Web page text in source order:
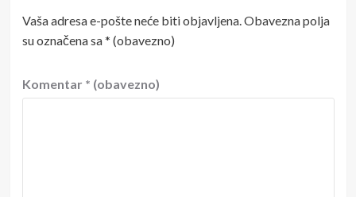
Vaša adresa e-pošte neće biti objavljena.Obavezna polja
su označena sa* (obavezno)
Komentar * (obavezno)